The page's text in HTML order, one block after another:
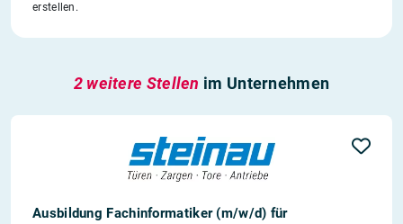
erstellen.
2 weitere Stellen im Unternehmen
Ausbildung Fachinformatiker (m/w/d) für